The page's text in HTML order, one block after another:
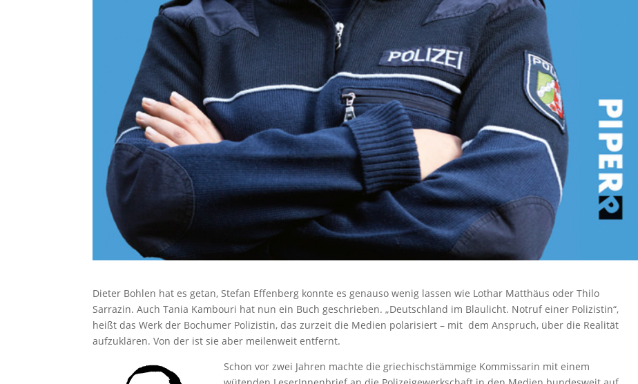
Dieter Bohlen hat es getan, Stefan Effenberg konnte es genauso wenig lassen wie Lothar Matthäus oder Thilo
Sarrazin. Auch Tania Kambouri hat nun ein Buch geschrieben. „Deutschland im Blaulicht. Notruf einer Polizistin“,
heißt das Werk der Bochumer Polizistin, das zurzeit die Medien polarisiert – mit dem Anspruch, über die Realität
aufzuklären. Von der ist sie aber meilenweit entfernt.
Schon vor zwei Jahren machte die griechischstämmige Kommissarin mit einem